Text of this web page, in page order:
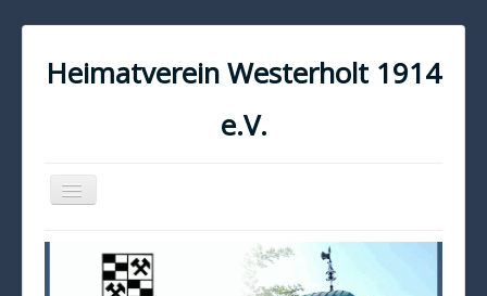
Heimatverein Westerholt 1914
e.V.
Navigation
an/aus
KONTAKT